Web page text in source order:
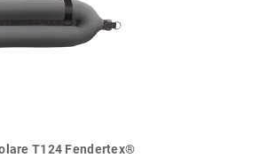
T124 Fendertex®